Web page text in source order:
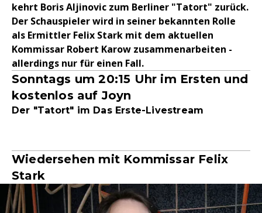
kehrt Boris Aljinovic zum Berliner "Tatort" zurück.
Der Schauspieler wird in seiner bekannten Rolle
als Ermittler Felix Stark mit dem aktuellen
Kommissar Robert Karow zusammenarbeiten -
allerdings nur für einen Fall.
Sonntags um 20:15 Uhr im Ersten und
kostenlos auf Joyn
Der "Tatort" im Das Erste-Livestream
Wiedersehen mit Kommissar Felix
Stark